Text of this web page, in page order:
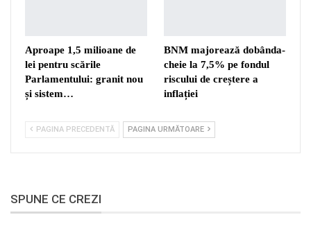
Aproape 1,5 milioane de
lei pentru scările
Parlamentului: granit nou
și sistem…
BNM majorează dobânda-
cheie la 7,5% pe fondul
riscului de creștere a
inflației
PAGINA PRECEDENTĂ PAGINA URMĂTOARE
SPUNE CE CREZI